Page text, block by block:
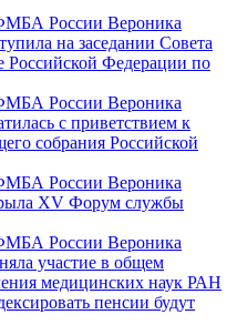
России Вероника
на заседании Совета
Российской Федерации по
России Вероника
с приветствием к
собрания Российской
России Вероника
XV Форум службы
России Вероника
участие в общем
медицинских наук РАН
пенсии будут